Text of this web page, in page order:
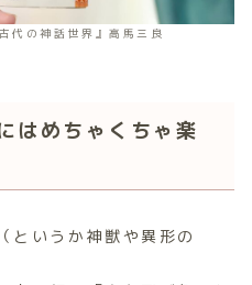
代の神話世界』高馬三良
はめちゃくちゃ楽
というか神獣や異形の